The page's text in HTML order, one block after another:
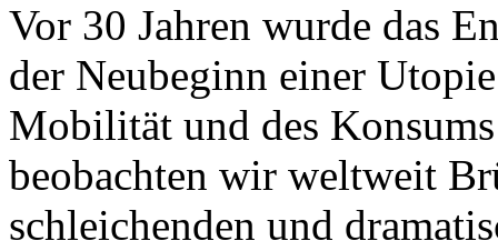
Vor 30 Jahren wurde das
der Neubeginn einer
Mobilität und des
beobachten wir weltweit
schleichenden und